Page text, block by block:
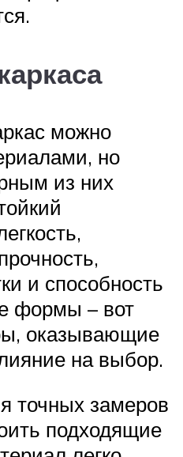
можно
но
из них
и способность
формы – вот
оказывающие
на выбор.
точных замеров
подходящие